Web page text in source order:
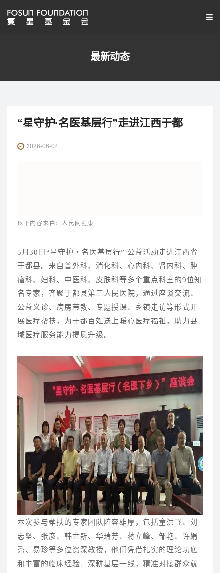
最新动态
“星守护·名医基层行”走进江西于都
2026-06-02
以下内容来自：人民网健康
5月30日“星守护・名医基层行” 公益活动走进江西省
于都县。来自普外科、消化科、心内科、肾内科、肿
瘤科、妇科、中医科、皮肤科等多个重点科室的9位知
名专家，齐聚于都县第三人民医院，通过座谈交流、
公益义诊、病房带教、专题授课、乡镇走访等形式开
展医疗帮扶，为于都百姓送上暖心医疗福祉，助力县
域医疗服务能力提质升级。
本次参与帮扶的专家团队阵容雄厚，包括童洪飞、刘
志坚、张彦、韩世新、华瑞芳、蒋立峰、邹艳、许娟
秀、易珍等多位资深教授，他们凭借扎实的理论功底
和丰富的临床经验，深耕基层一线，精准对接群众就